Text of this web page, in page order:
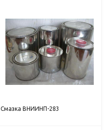
Смазка ВНИИНП-283